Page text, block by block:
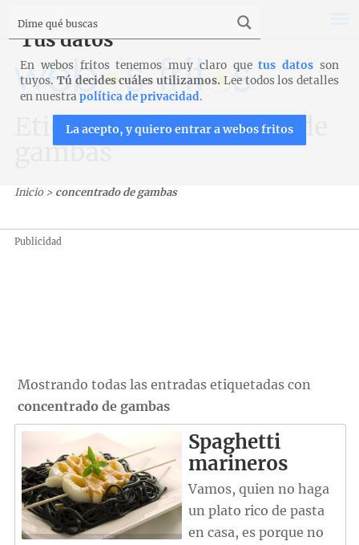
Etiqueta: concentrado de
gambas
Inicio> concentrado de gambas
Publicidad
Mostrando todas las entradas etiquetadas con
concentrado de gambas
Spaghetti
marineros
Vamos, quien no haga
un plato rico de pasta
en casa, es porque no
Tus datos
En webos fritos tenemos muy claro quetus datos son
tuyos. Tú decides cuáles utilizamos. Lee todos los detalles
en nuestrapolítica de privacidad.
La acepto, y quiero entrar a webos fritos